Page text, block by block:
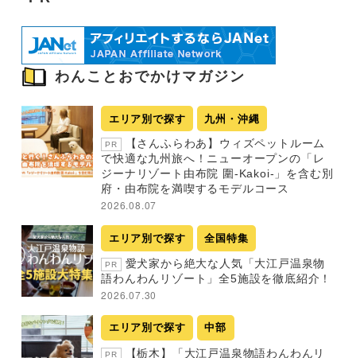
わんことおでかけマガジン
エリア別で探す 九州・沖縄
PR
【さんふらわあ】ウィズペットルーム
で快適な九州旅へ！ニューオープンの「レ
ジーナリゾート由布院 圍-Kakoi-」を含む別
府・由布院を満喫するモデルコース
2026.08.07
エリア別で探す 全国特集
PR
愛犬家から絶大な人気「大江戸温泉物
語わんわんリゾート」全5施設を徹底紹介！
2026.07.30
エリア別で探す 中部
PR 【栃木】「大江戸温泉物語わんわんリ